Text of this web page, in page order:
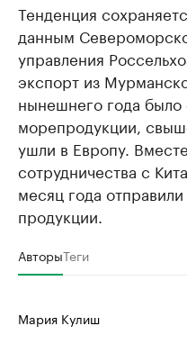
Тенденция
данным
управления
экспорт из
нынешнего года
морепродукции,
ушли в Европу.
сотрудничества с
месяц года
продукции.
АвторыТеги
Мария Кулиш